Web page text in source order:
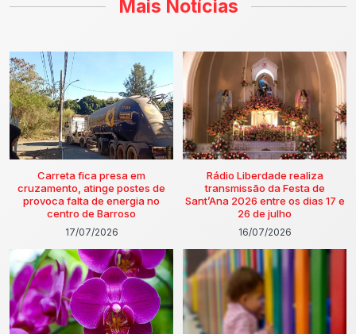
Mais Notícias
Carreta fica presa em
cruzamento, atinge postes de
provoca falta de energia no
centro de Barroso
17/07/2026
Rádio Liberdade realiza
transmissão da Festa de
Sant’Ana 2026 entre os dias 17 e
26 de julho
16/07/2026